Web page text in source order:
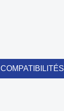
COMPATIBILITÉS